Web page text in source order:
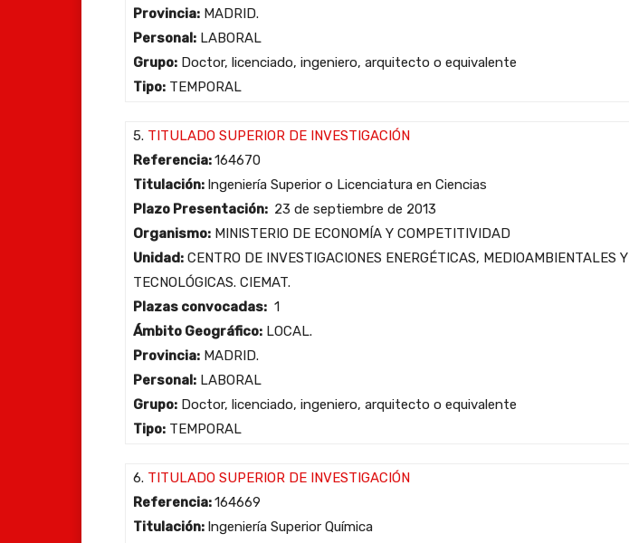
Provincia: MADRID.
Personal: LABORAL
Grupo: Doctor, licenciado, ingeniero, arquitecto o equivalente
Tipo: TEMPORAL
5. TITULADO SUPERIOR DE INVESTIGACIÓN
Referencia:164670
Titulación: Ingeniería Superior o Licenciatura en Ciencias
Plazo Presentación: 23 de septiembre de 2013
Organismo: MINISTERIO DE ECONOMÍA Y COMPETITIVIDAD
Unidad: CENTRO DE INVESTIGACIONES ENERGÉTICAS, MEDIOAMBIENTALES Y
TECNOLÓGICAS. CIEMAT.
Plazas convocadas: 1
Ámbito Geográfico: LOCAL.
Provincia: MADRID.
Personal: LABORAL
Grupo: Doctor, licenciado, ingeniero, arquitecto o equivalente
Tipo: TEMPORAL
6. TITULADO SUPERIOR DE INVESTIGACIÓN
Referencia:164669
Titulación: Ingeniería Superior Química